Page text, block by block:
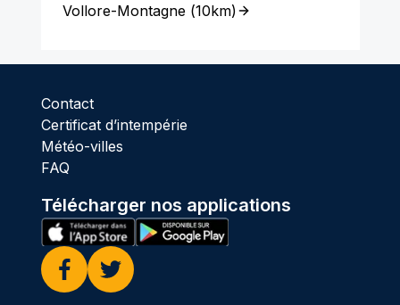
Vollore-Montagne(10km)
Contact
Certificat d’intempérie
Météo-villes
FAQ
Télécharger nos applications
Facebook
Twitter